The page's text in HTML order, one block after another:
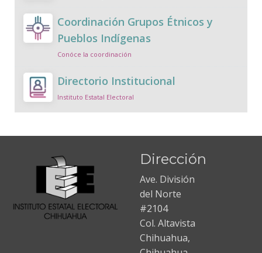
Coordinación Grupos Étnicos y
Pueblos Indígenas
Conóce la coordinación
Directorio Institucional
Instituto Estatal Electoral
Dirección
Ave. División
del Norte
#2104
Col. Altavista
Chihuahua,